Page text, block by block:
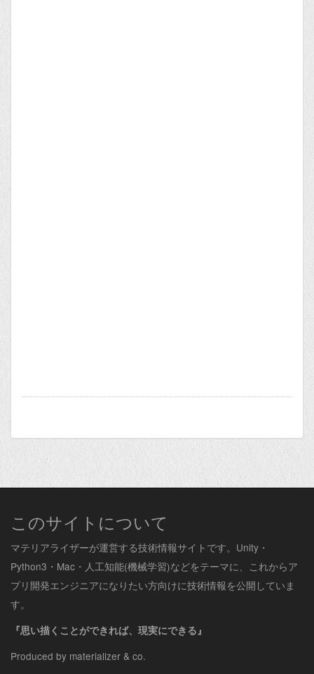
このサイトについて
マテリアライザーが運営する技術情報サイトです。Unity・
Python3・Mac・人工知能(機械学習)などをテーマに、これからア
プリ開発エンジニアになりたい方向けに技術情報を公開していま
す。
『思い描くことができれば、現実にできる』
Produced by materializer & co.